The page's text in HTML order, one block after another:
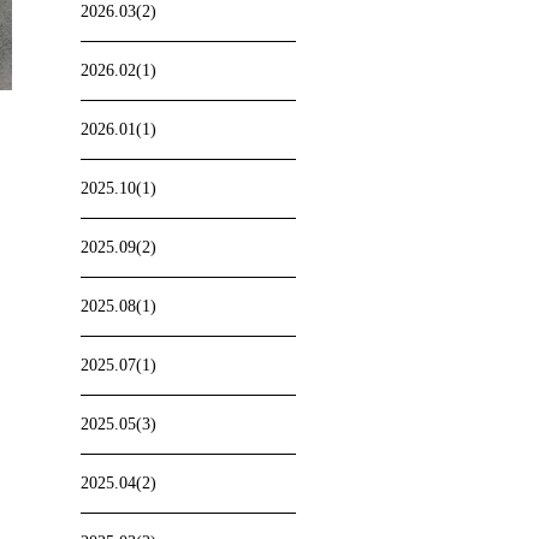
2026.03(2)
2026.02(1)
2026.01(1)
2025.10(1)
2025.09(2)
2025.08(1)
2025.07(1)
2025.05(3)
2025.04(2)